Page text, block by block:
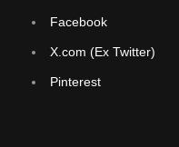
Facebook
X.com (Ex Twitter)
Pinterest